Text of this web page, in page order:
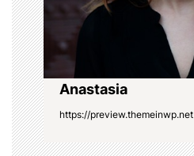
o
n
Anastasia
https://preview.themeinwp.net